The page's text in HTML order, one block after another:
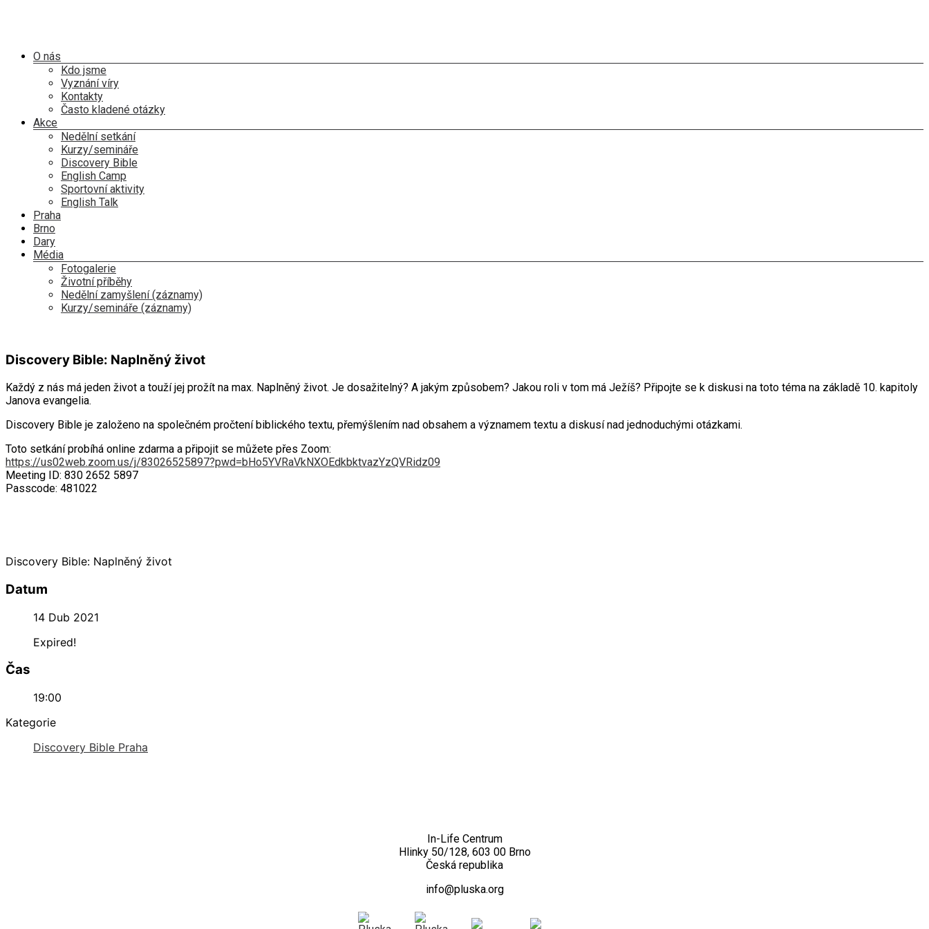
Menu O nás
Kdo jsme
Vyznání víry
Kontakty
Často kladené otázky
Akce
Nedělní setkání
Kurzy/semináře
Discovery Bible
English Camp
Sportovní aktivity
English Talk
Praha
Brno
Dary
Média
Fotogalerie
Životní příběhy
Nedělní zamyšlení (záznamy)
Kurzy/semináře (záznamy)
Discovery Bible: Naplněný život
Každý z nás má jeden život a touží jej prožít na max. Naplněný život. Je dosažitelný? A jakým způsobem? Jakou roli v tom má Ježíš? Připojte se k diskusi na toto téma na základě 10. kapitoly
Janova evangelia.
Discovery Bible je založeno na společném pročtení biblického textu, přemýšlením nad obsahem a významem textu a diskusí nad jednoduchými otázkami.
Toto setkání probíhá online zdarma a připojit se můžete přes Zoom:
https://us02web.zoom.us/j/83026525897?pwd=bHo5YVRaVkNXOEdkbktvazYzQVRidz09
Meeting ID: 830 2652 5897
Passcode: 481022
Discovery Bible: Naplněný život
Datum
14 Dub 2021
Expired!
Čas
19:00
Kategorie
Discovery Bible Praha
In-Life Centrum
Hlinky 50/128, 603 00 Brno
Česká republika
info@pluska.org